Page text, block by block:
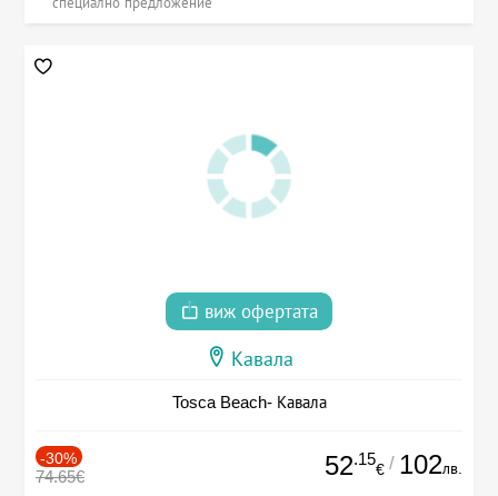
виж офертата
Кавала
Tosca Beach- Кавала
-30%
74.65€ 52.15
€ / 102лв.